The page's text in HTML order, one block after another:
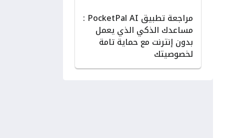
مراجعة تطبيق PocketPal AI :
مساعدك الذكي الذي يعمل
بدون إنترنت مع حماية تامة
لخصوصيتك